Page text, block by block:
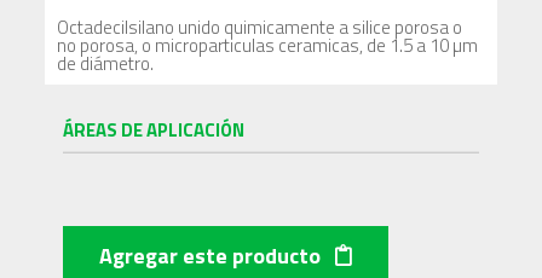
Octadecilsilano unido quimicamente a silice porosa o
no porosa, o microparticulas ceramicas, de 1.5 a 10 µm
de diámetro.
ÁREAS DE APLICACIÓN
Agregar este producto